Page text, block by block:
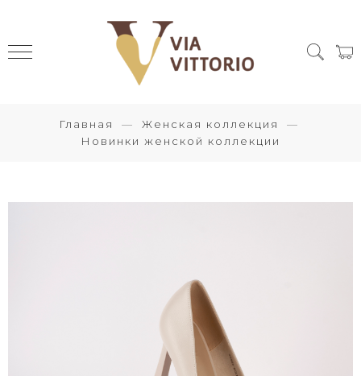
Главная
Женская коллекция
Новинки женской коллекции